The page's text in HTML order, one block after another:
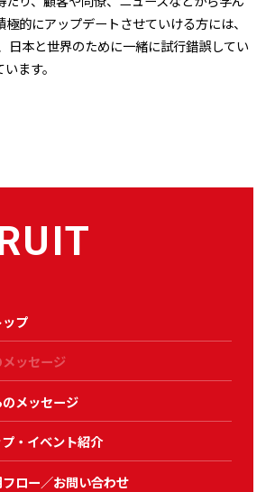
的にアップデートさせていける方には、
日本と世界のために一緒に試行錯誤してい
ます。
プ
ッセージ
メッセージ
・イベント紹介
ロー／お問い合わせ